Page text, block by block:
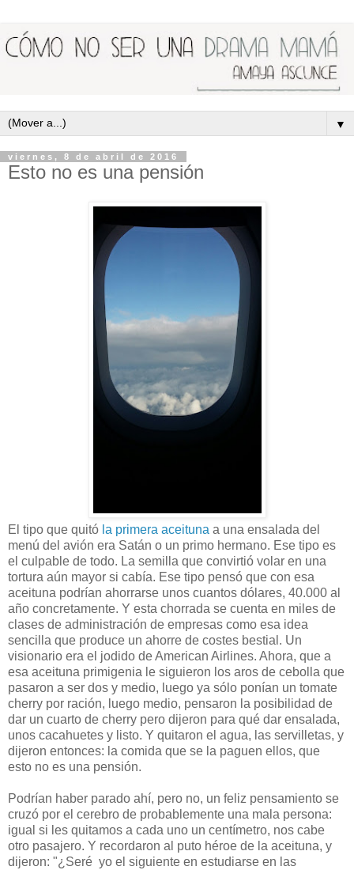
▼
viernes, 8 de abril de 2016
Esto no es una pensión
El tipo que quitó la primera aceituna a una ensalada del
menú del avión era Satán o un primo hermano. Ese tipo es
el culpable de todo. La semilla que convirtió volar en una
tortura aún mayor si cabía. Ese tipo pensó que con esa
aceituna podrían ahorrarse unos cuantos dólares, 40.000 al
año concretamente. Y esta chorrada se cuenta en miles de
clases de administración de empresas como esa idea
sencilla que produce un ahorre de costes bestial. Un
visionario era el jodido de American Airlines. Ahora, que a
esa aceituna primigenia le siguieron los aros de cebolla que
pasaron a ser dos y medio, luego ya sólo ponían un tomate
cherry por ración, luego medio, pensaron la posibilidad de
dar un cuarto de cherry pero dijeron para qué dar ensalada,
unos cacahuetes y listo. Y quitaron el agua, las servilletas, y
dijeron entonces: la comida que se la paguen ellos, que
esto no es una pensión.
Podrían haber parado ahí, pero no, un feliz pensamiento se
cruzó por el cerebro de probablemente una mala persona:
igual si les quitamos a cada uno un centímetro, nos cabe
otro pasajero. Y recordaron al puto héroe de la aceituna, y
dijeron: "¿Seré yo el siguiente en estudiarse en las